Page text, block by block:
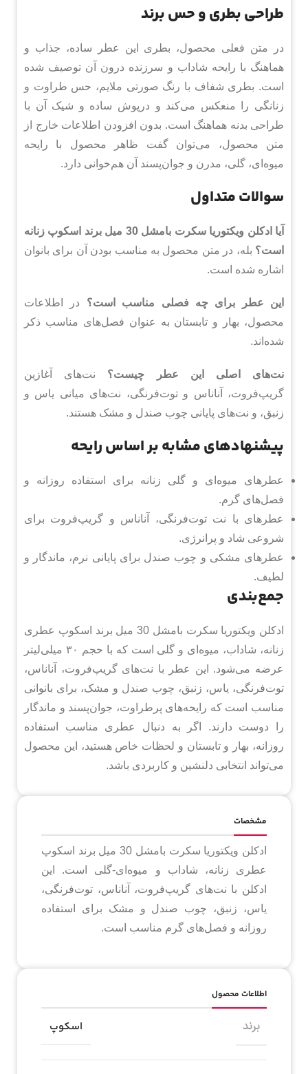
طراحی بطری و حس برند
در متن فعلی محصول، بطری این عطر ساده، جذاب و
هماهنگ با رایحه شاداب و سرزنده درون آن توصیف شده
است. بطری شفاف با رنگ صورتی ملایم، حس طراوت و
زنانگی را منعکس می‌کند و درپوش ساده و شیک آن با
طراحی بدنه هماهنگ است. بدون افزودن اطلاعات خارج از
متن محصول، می‌توان گفت ظاهر محصول با رایحه
میوه‌ای، گلی، مدرن و جوان‌پسند آن هم‌خوانی دارد.
سوالات متداول
آیا ادکلن ویکتوریا سکرت بامشل 30 میل برند اسکوپ زنانه
است؟ بله، در متن محصول به مناسب بودن آن برای بانوان
اشاره شده است.
این عطر برای چه فصلی مناسب است؟ در اطلاعات
محصول، بهار و تابستان به عنوان فصل‌های مناسب ذکر
شده‌اند.
نت‌های اصلی این عطر چیست؟ نت‌های آغازین
گریپ‌فروت، آناناس و توت‌فرنگی، نت‌های میانی یاس و
زنبق، و نت‌های پایانی چوب صندل و مشک هستند.
پیشنهادهای مشابه بر اساس رایحه
عطرهای میوه‌ای و گلی زنانه برای استفاده روزانه و
فصل‌های گرم.
عطرهای با نت توت‌فرنگی، آناناس و گریپ‌فروت برای
شروعی شاد و پرانرژی.
عطرهای مشکی و چوب صندل برای پایانی نرم، ماندگار و
لطیف.
جمع‌بندی
ادکلن ویکتوریا سکرت بامشل 30 میل برند اسکوپ عطری
زنانه، شاداب، میوه‌ای و گلی است که با حجم ۳۰ میلی‌لیتر
عرضه می‌شود. این عطر با نت‌های گریپ‌فروت، آناناس،
توت‌فرنگی، یاس، زنبق، چوب صندل و مشک، برای بانوانی
مناسب است که رایحه‌های پرطراوت، جوان‌پسند و ماندگار
را دوست دارند. اگر به دنبال عطری مناسب استفاده
روزانه، بهار و تابستان و لحظات خاص هستید، این محصول
می‌تواند انتخابی دلنشین و کاربردی باشد.
مشخصات
ادکلن ویکتوریا سکرت بامشل 30 میل برند اسکوپ
عطری زنانه، شاداب و میوه‌ای-گلی است. این
ادکلن با نت‌های گریپ‌فروت، آناناس، توت‌فرنگی،
یاس، زنبق، چوب صندل و مشک برای استفاده
روزانه و فصل‌های گرم مناسب است.
اطلاعات محصول
برند اسکوپ